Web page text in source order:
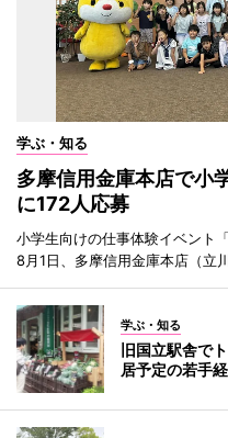
学ぶ・知る
多摩信用金庫本店で
に172人応募
小学生向けの仕事体験イベント
8月1日、多摩信用金庫本店（立
学ぶ・知る
旧国立駅舎で
居予定の若手